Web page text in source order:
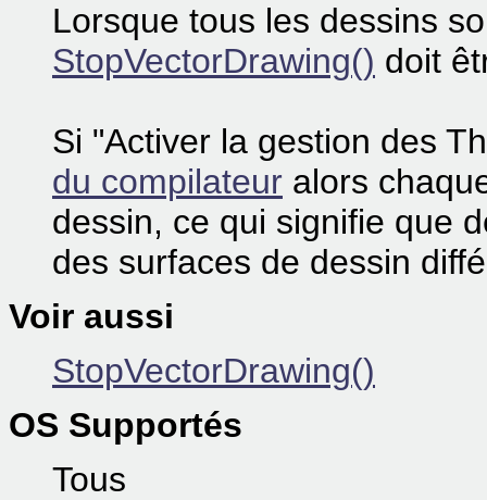
Lorsque tous les dessins
StopVectorDrawing() doit
Si "Activer la gestion des
du compilateur alors
dessin, ce qui signifie que
des surfaces de dessin
Voir aussi
StopVectorDrawing()
OS Supportés
Tous